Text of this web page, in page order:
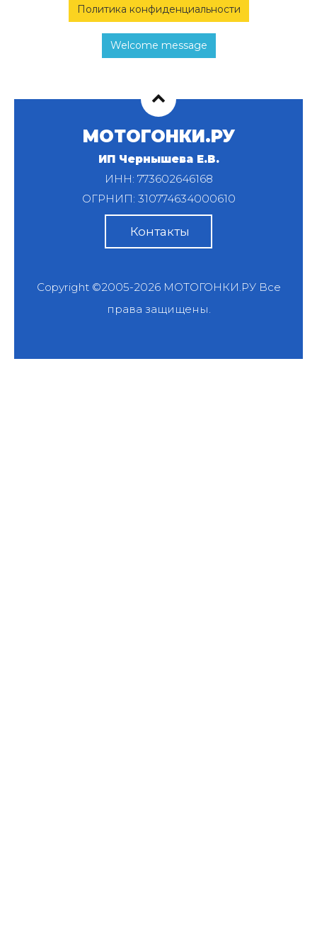
Политика конфиденциальности
Welcome message
МОТОГОНКИ.РУ
ИП Чернышева Е.В.
ИНН: 773602646168
ОГРНИП: 310774634000610
Контакты
Copyright ©2005-2026 МОТОГОНКИ.РУВсе
права защищены.